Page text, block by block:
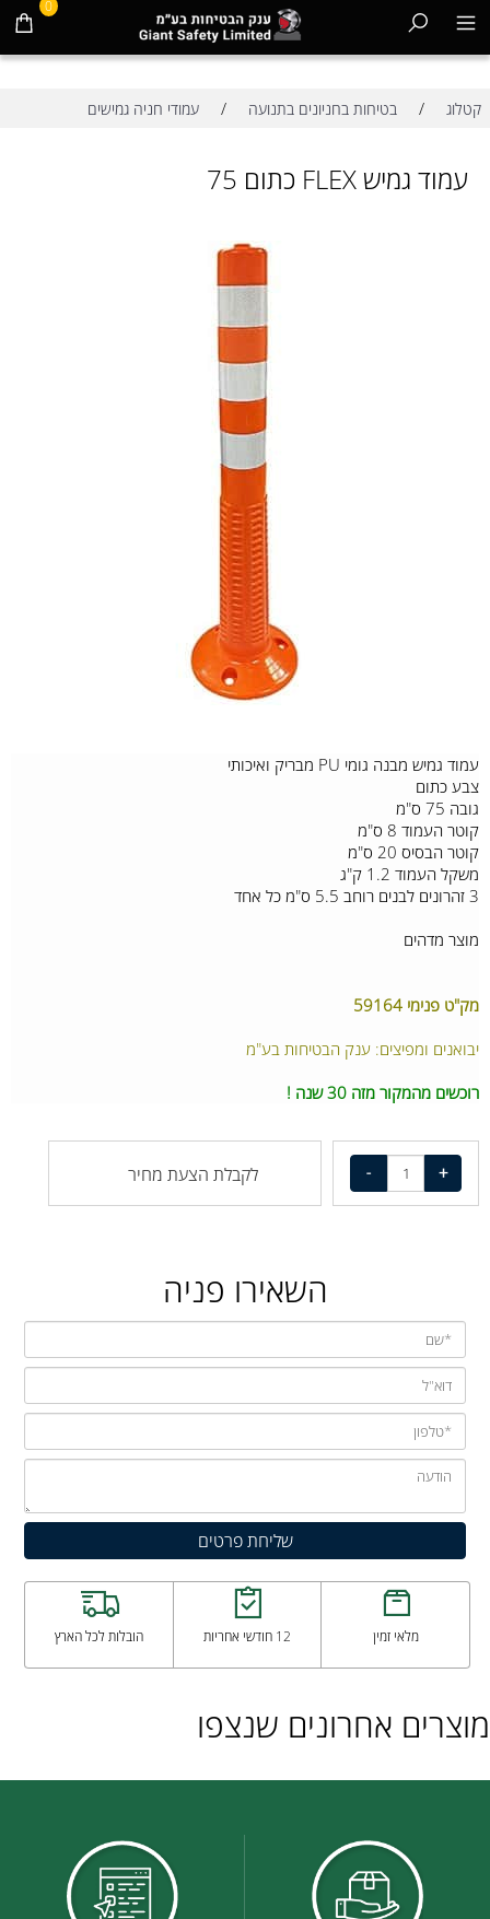
0
קטלוג / בטיחות בחניונים בתנועה / עמודי חניה גמישים
עמוד גמיש FLEX כתום 75
עמוד גמיש מבנה גומי PU מבריק ואיכותי
צבע כתום
גובה 75 ס"מ
קוטר העמוד 8 ס"מ
קוטר הבסיס 20 ס"מ
משקל העמוד 1.2 ק"ג
3 זהרונים לבנים רוחב 5.5 ס"מ כל אחד
מוצר מדהים
מק"ט פנימי 59164
יבואנים ומפיצים: ענק הבטיחות בע"מ
רוכשים מהמקור מזה 30 שנה !
לקבלת הצעת מחיר
השאירו פניה
מלאי זמין 12 חודשי אחריות הובלות לכל הארץ
מוצרים אחרונים שנצפו